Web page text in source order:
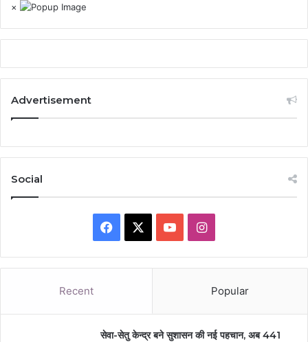
×
Advertisement
Social
Facebook YouTubeInstagram
Recent Popular
सेवा-सेतु केन्द्र बने सुशासन की नई पहचान, अब 441